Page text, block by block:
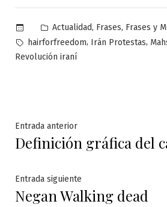
Publicado
en
Actualidad, Frases, Frases y
Etiquetas:
hairforfreedom, Irán Protestas,
Revolución iraní
Navegación
de
entradas
Entrada anteriorEntrada
anterior:
Definición gráfica del
Entrada siguiente
siguiente:
Negan Walking dead